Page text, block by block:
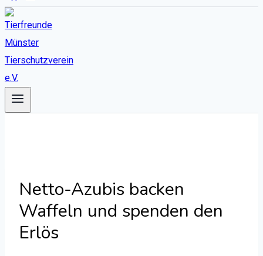
Netto-Azubis backen
Waffeln und spenden den
Erlös